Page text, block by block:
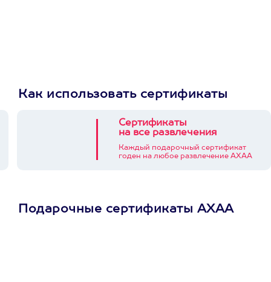
Как использовать сертификаты
Сертификаты
на все развлечения
Каждый подарочный сертификат
годен на любое развлечение АХАА
Подарочные сертификаты АХАА